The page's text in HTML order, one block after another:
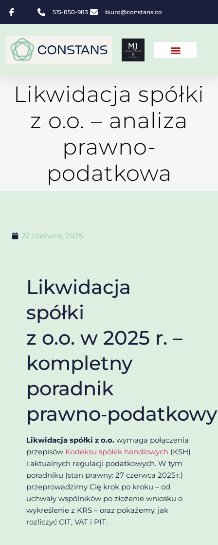
515-850-983 biuro@constans.co
Likwidacja spółki
z o.o. – analiza
prawno-
podatkowa
22 czerwca, 2025
Likwidacja
spółki
z o.o. w 2025 r. –
kompletny
poradnik
prawno‑podatkowy
Likwidacja spółki z o.o. wymaga połączenia
przepisów Kodeksu spółek handlowych (KSH)
i aktualnych regulacji podatkowych. W tym
poradniku (stan prawny:27 czerwca 2025 r.)
przeprowadzimy Cię krok po kroku – od
uchwały wspólników po złożenie wniosku o
wykreślenie z KRS – oraz pokażemy, jak
rozliczyć CIT, VAT i PIT.